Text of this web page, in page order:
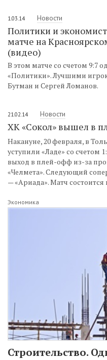
1.03.14 Новости
Политики и
матче на
(видео)
В этом матче со счетом 9:7
«Политики». Лучшими
Бутман и Сергей Ломанов.
21.02.14 Новости
ХК «Сокол» вышел в
Накануне, 20 февраля, в
уступили «Ладе» со счетом
выход в плей-офф из-за
«Челмета». Следующий
— «Ариада». Матч
Экономика
Строительство.